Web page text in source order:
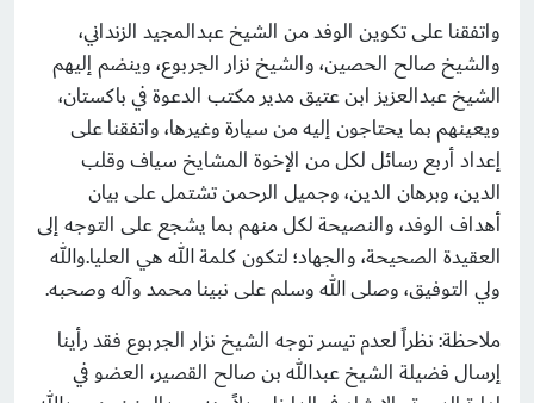
واتفقنا على تكوين الوفد من الشيخ عبدالمجيد الزنداني،
والشيخ صالح الحصين، والشيخ نزار الجربوع، وينضم إليهم
الشيخ عبدالعزيز ابن عتيق مدير مكتب الدعوة في باكستان،
ويعينهم بما يحتاجون إليه من سيارة وغيرها، واتفقنا على
إعداد أربع رسائل لكل من الإخوة المشايخ سياف وقلب
الدين، وبرهان الدين، وجميل الرحمن تشتمل على بيان
أهداف الوفد، والنصيحة لكل منهم بما يشجع على التوجه إلى
العقيدة الصحيحة، والجهاد؛ لتكون كلمة الله هي العليا.والله
ولي التوفيق، وصلى الله وسلم على نبينا محمد وآله وصحبه.
ملاحظة: نظراً لعدم تيسر توجه الشيخ نزار الجربوع فقد رأينا
إرسال فضيلة الشيخ عبدالله بن صالح القصير، العضو في